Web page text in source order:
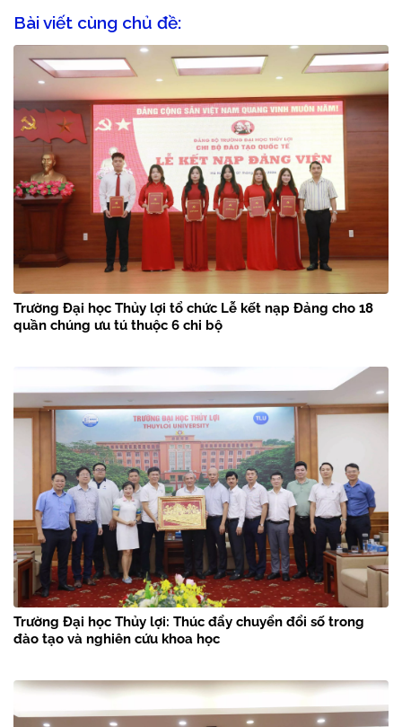
Bài viết cùng chủ đề:
Trường Đại học Thủy lợi tổ chức Lễ kết nạp Đảng cho 18
quần chúng ưu tú thuộc 6 chi bộ
Trường Đại học Thủy lợi: Thúc đẩy chuyển đổi số trong
đào tạo và nghiên cứu khoa học